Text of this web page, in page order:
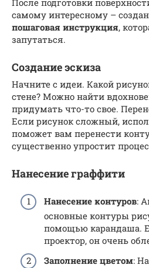
самому интересному –
пошаговая инструкция,
запутаться.
Создание эскиза
Начните с идеи. Какой
стене? Можно найти
придумать что-то свое.
Если рисунок сложный,
поможет вам перенести
существенно упростит
Нанесение граффити
Нанесение контуров:
основные контуры
помощью карандаша.
проектор, он очень
Заполнение цветом: